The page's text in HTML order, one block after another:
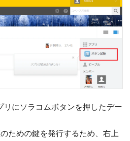
リにソラコムボタンを押したデー
ための鍵を発行するため、右上